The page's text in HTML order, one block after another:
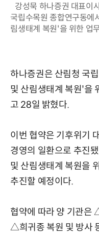
강성묵 하나증권 대표이
국립수목원 종합연구동에
림생태계 복원'을 위한 업
하나증권은 산림청 국
및 산림생태계 복원'을
고 28일 밝혔다.
이번 협약은 기후위기
경영의 일환으로 추진
및 산림생태계 복원을
추진할 예정이다.
협약에 따라 양 기관은
△희귀종 복원 및 방사